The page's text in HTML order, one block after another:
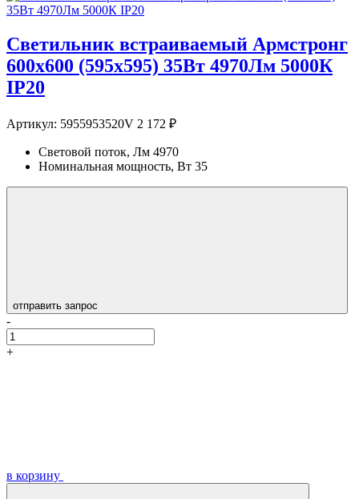
Светильник встраиваемый Армстронг
600х600 (595х595) 35Вт 4970Лм 5000К
IP20
Артикул: 5955953520V 2 172 ₽
Световой поток, Лм 4970
Номинальная мощность, Вт 35
отправить запрос
-
+
в корзину